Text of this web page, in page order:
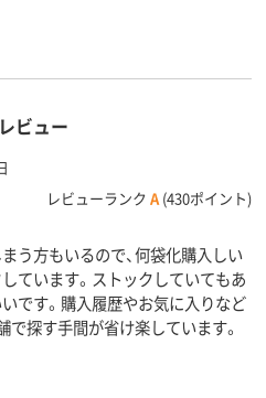
ビュー
レビューランク A (430ポイント)
う方もいるので、何袋化購入しい
ています。ストックしていてもあ
です。購入履歴やお気に入りなど
で探す手間が省け楽しています。